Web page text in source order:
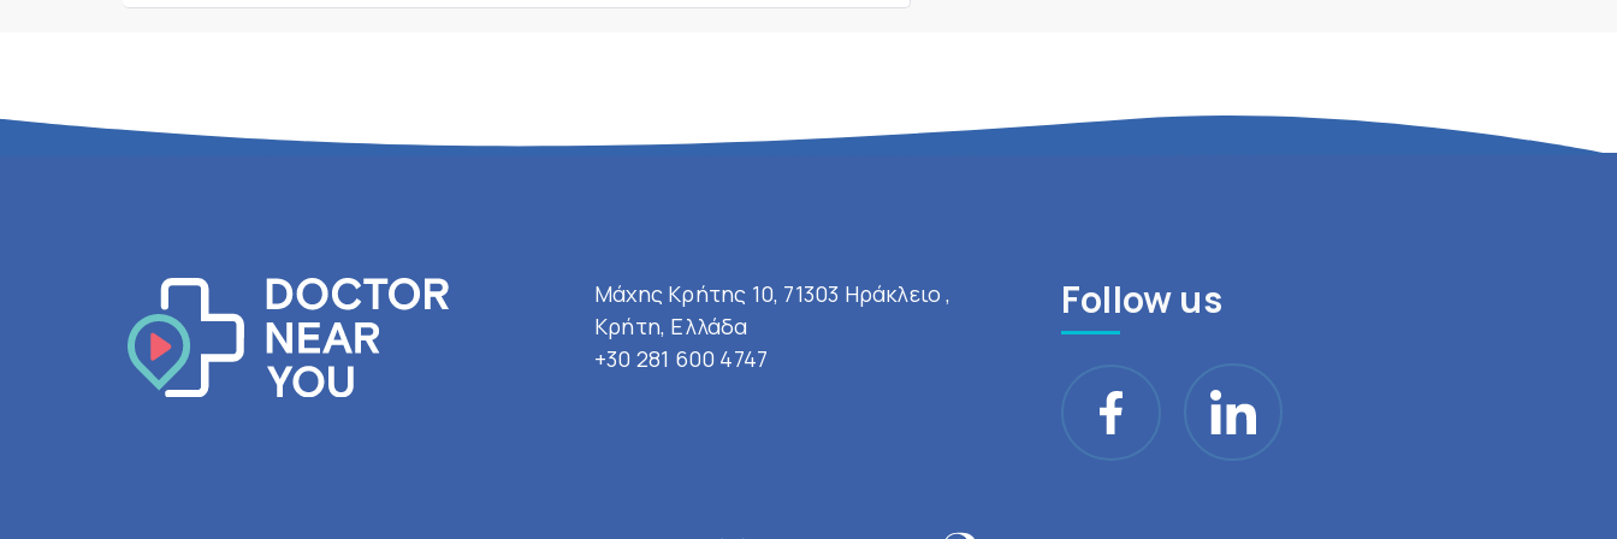
Μάχης Κρήτης 10, 71303 Ηράκλειο ,
Κρήτη, Ελλάδα
+30 281 600 4747
Follow us